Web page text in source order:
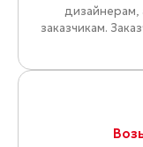
заказчикам.